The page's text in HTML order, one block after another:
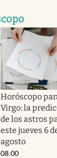
Horóscopo
Virgo: la
de los astros
este jueves 6
agosto
08:00